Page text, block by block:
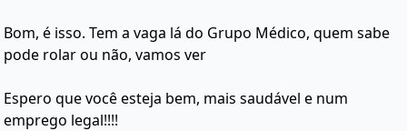
Bom, é isso. Tem a vaga lá do Grupo Médico, quem sabe
pode rolar ou não, vamos ver
Espero que você esteja bem, mais saudável e num
emprego legal!!!!